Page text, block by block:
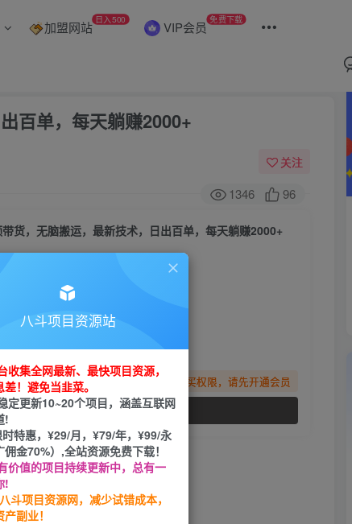
加盟网站 日入500 VIP会员 免费下载
百单，每天躺赚2000+
关注
1346 96
带货，无脑搬运，最新技术，日出百单，每天躺赚2000+
查看
您暂无购买权限，请先开通会员
开通会员
八斗项目资源站
收集全网最新、最快项目资源，
！避免当韭菜。
定更新10~20个项目，涵盖互联网
!
特惠，¥29/月，¥79/年，¥99/永
金70%）,全站资源免费下载！
价值的项目持续更新中，总有一
!
斗项目资源网，减少试错成本，
副业！